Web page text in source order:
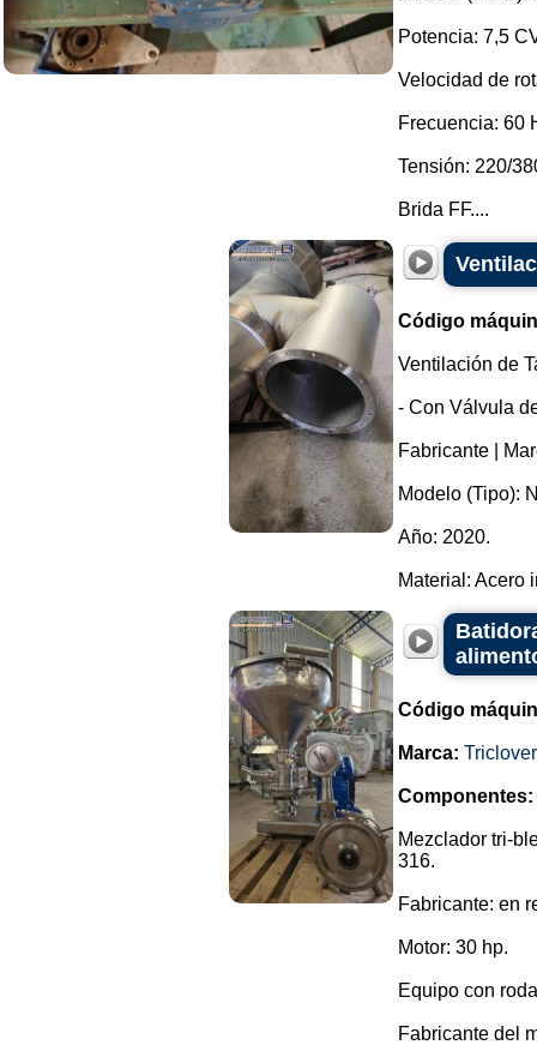
Potencia: 7,5
Velocidad de
Frecuencia: 60
Tensión: 220/
Brida FF....
Código
Ventilación de
- Con Válvula
Fabricante |
Modelo (Tipo):
Año: 2020.
Material: Acero
Código
Marca: Triclover
Componentes:
Mezclador tri-
316.
Fabricante: en
Motor: 30 hp.
Equipo con
Fabricante del